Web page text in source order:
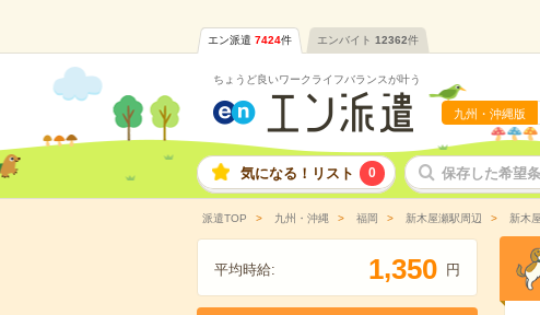
エン派遣 7424件 エンバイト 12362件
ちょうど良いワークライフバランスが叶う
九州・沖縄版
気になる！リスト 0 保存した希望
派遣TOP 九州・沖縄 福岡 新木屋瀬駅周辺 新木
平均時給: 1,350 円